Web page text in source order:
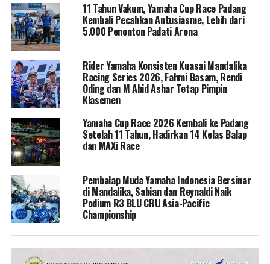
11 Tahun Vakum, Yamaha Cup Race Padang
Kembali Pecahkan Antusiasme, Lebih dari
5.000 Penonton Padati Arena
Rider Yamaha Konsisten Kuasai Mandalika
Racing Series 2026, Fahmi Basam, Rendi
Oding dan M Abid Ashar Tetap Pimpin
Klasemen
Yamaha Cup Race 2026 Kembali ke Padang
Setelah 11 Tahun, Hadirkan 14 Kelas Balap
dan MAXi Race
Pembalap Muda Yamaha Indonesia Bersinar
di Mandalika, Sabian dan Reynaldi Naik
Podium R3 BLU CRU Asia-Pacific
Championship